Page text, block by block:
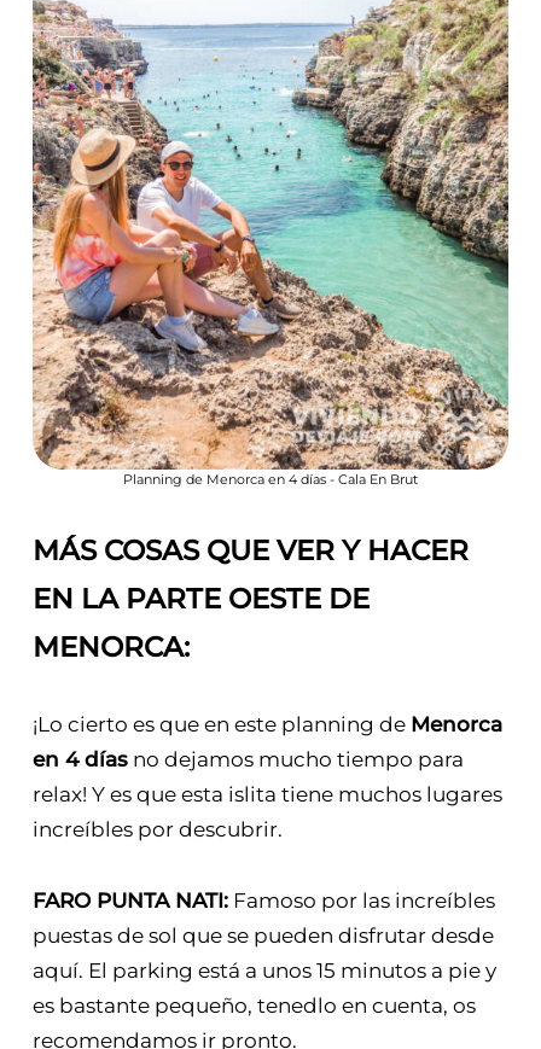
Planning de Menorca en 4 días - Cala En Brut
MÁS COSAS QUE VER Y HACER
EN LA PARTE OESTE DE
MENORCA:
¡Lo cierto es que en este planning de Menorca
en 4 díasno dejamos mucho tiempo para
relax! Y es que esta islita tiene muchos lugares
increíbles por descubrir.
FARO PUNTA NATI: Famoso por las increíbles
puestas de sol que se pueden disfrutar desde
aquí. El parking está a unos 15 minutos a pie y
es bastante pequeño, tenedlo en cuenta, os
recomendamos ir pronto.